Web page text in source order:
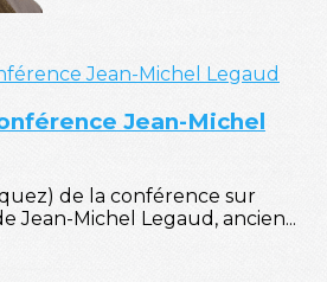
Jean-Michel
de la conférence sur
Jean-Michel Legaud, ancien...